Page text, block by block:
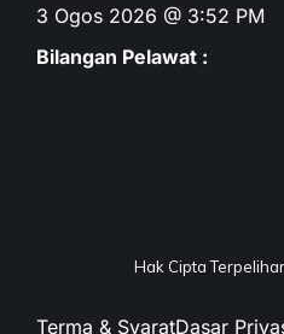
3 Ogos 2026 @ 3:52 PM
Bilangan Pelawat :
Hak Cipta
Terma & SyaratDasar